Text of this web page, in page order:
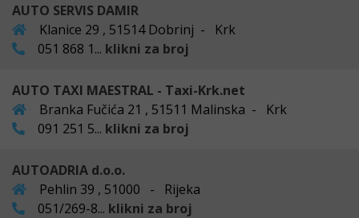
AUTO SERVIS DAMIR
Klanice 29 , 51514 Dobrinj - Krk
051 868 1... klikni za broj
AUTO TAXI MAESTRAL - Taxi-Krk.net
Branka Fučića 21 , 51511 Malinska - Krk
091 251 5... klikni za broj
AUTOADRIA d.o.o.
Pehlin 39 , 51000 - Rijeka
051/269-8... klikni za broj